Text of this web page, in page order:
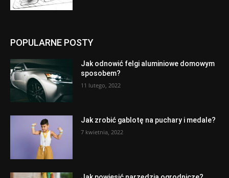
POPULARNE POSTY
Jak odnowić felgi aluminiowe domowym
sposobem?
11 lutego, 2022
Jak zrobić gablotę na puchary i medale?
7 kwietnia, 2022